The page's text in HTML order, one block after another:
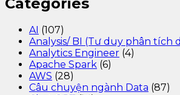
AI (107)
Analysis/ BI (Tư duy phân tích
Analytics Engineer (4)
Apache Spark (6)
AWS (28)
Câu chuyện ngành Data (87)